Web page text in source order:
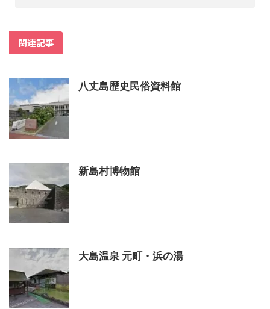
関連記事
八丈島歴史民俗資料館
新島村博物館
大島温泉 元町・浜の湯